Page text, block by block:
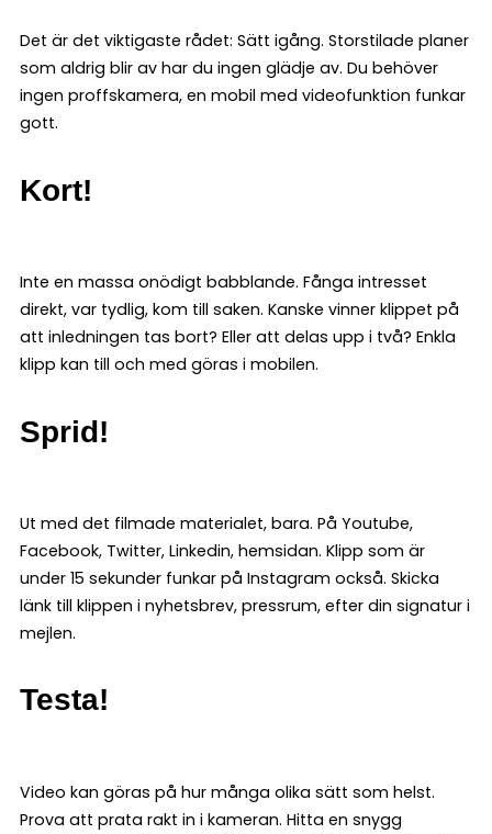
Det är det viktigaste rådet: Sätt igång. Storstilade planer
som aldrig blir av har du ingen glädje av. Du behöver
ingen proffskamera, en mobil med videofunktion funkar
gott.
Kort!
Inte en massa onödigt babblande. Fånga intresset
direkt, var tydlig, kom till saken. Kanske vinner klippet på
att inledningen tas bort? Eller att delas upp i två? Enkla
klipp kan till och med göras i mobilen.
Sprid!
Ut med det filmade materialet, bara. På Youtube,
Facebook, Twitter, Linkedin, hemsidan. Klipp som är
under 15 sekunder funkar på Instagram också. Skicka
länk till klippen i nyhetsbrev, pressrum, efter din signatur i
mejlen.
Testa!
Video kan göras på hur många olika sätt som helst.
Prova att prata rakt in i kameran. Hitta en snygg